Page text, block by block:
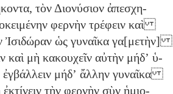
, τὸν Διονύσιον ἀπεσχη-
φερνὴν τρέφειν καὶ
Ἰσιδώραν ὡς γυναῖκα γα[μετὴν]
καὶ μὴ κακουχεῖν αὐτὴν μήδʼ ὑ-
ἐγβάλλειν μήδʼ ἄλλην γυναῖκα
ἐκτίνειν τὴν φερνὴν σὺν ἡμιο-